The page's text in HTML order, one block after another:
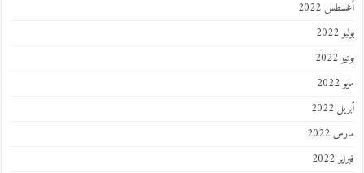
أغسطس 2022
يوليو 2022
يونيو 2022
مايو 2022
أبريل 2022
مارس 2022
فبراير 2022